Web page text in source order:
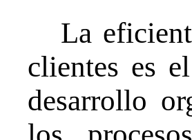
La
clientes es
desarrollo